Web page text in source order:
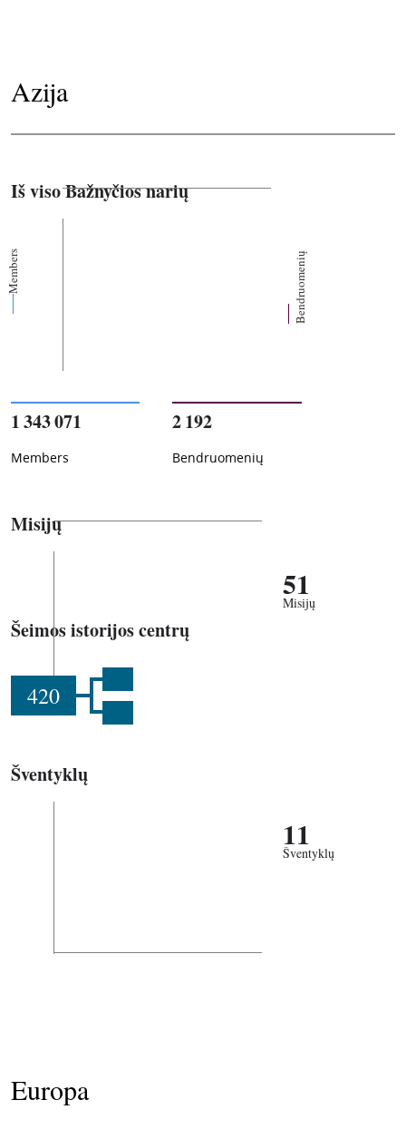
Azija
Iš viso Bažnyčios narių
Members Bendruomenių
1 343 071
Members
2 192
Bendruomenių
Misijų
51
Misijų
Šeimos istorijos centrų
420
Šventyklų
11
Šventyklų
Europa